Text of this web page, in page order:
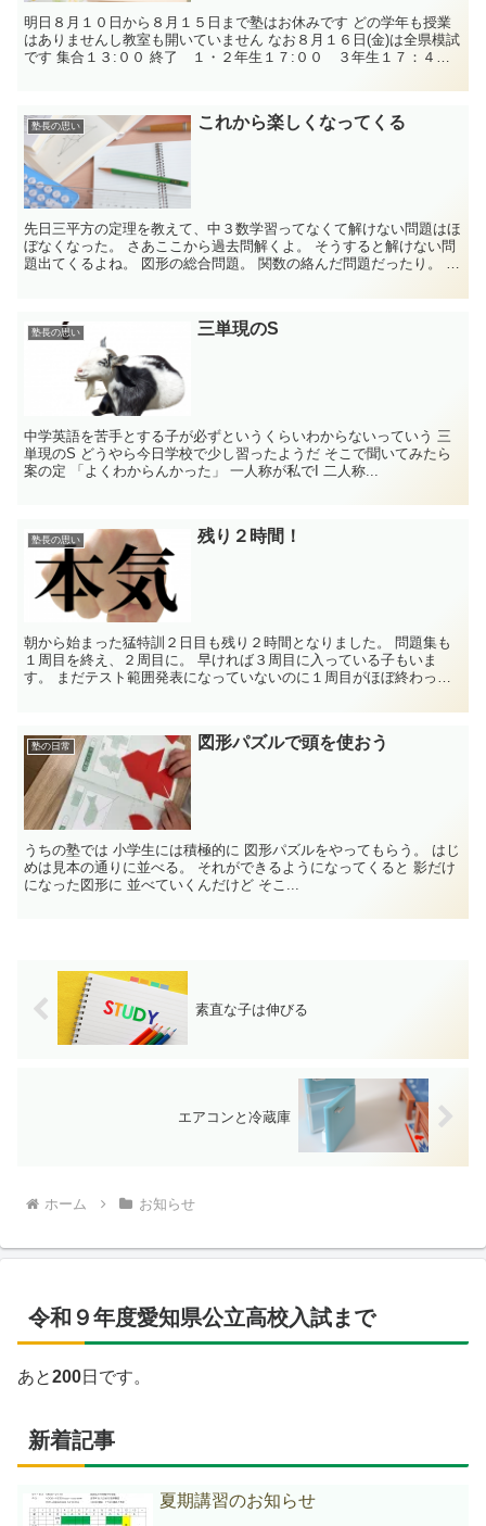
明日８月１０日から８月１５日まで塾はお休みです どの学年も授業
はありませんし教室も開いていません なお８月１６日(金)は全県模試
です 集合１３:００ 終了 １・２年生１７:００ ３年生１７：４
塾長の思い これから楽しくなってくる
先日三平方の定理を教えて、中３数学習ってなくて解けない問題はほ
ぼなくなった。 さあここから過去問解くよ。 そうすると解けない問
題出てくるよね。 図形の総合問題。 関数の絡んだ問題だったり。 円
塾長の思い 三単現のS
中学英語を苦手とする子が必ずというくらいわからないっていう 三
単現のS どうやら今日学校で少し習ったようだ そこで聞いてみたら
案の定 「よくわからんかった」 一人称が私でI 二人称...
塾長の思い 残り２時間！
朝から始まった猛特訓２日目も残り２時間となりました。 問題集も
１周目を終え、２周目に。 早ければ３周目に入っている子もいま
す。 まだテスト範囲発表になっていないのに１周目がほぼ終わった
塾の日常 図形パズルで頭を使おう
うちの塾では 小学生には積極的に 図形パズルをやってもらう。 はじ
めは見本の通りに並べる。 それができるようになってくると 影だけ
になった図形に 並べていくんだけど そこ...
素直な子は伸びる
エアコンと冷蔵庫
ホーム お知らせ
令和９年度愛知県公立高校入試まで
あと200日です。
新着記事
夏期講習のお知らせ